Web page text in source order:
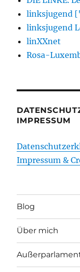
linksjugend
linksjugend
linXXnet
Rosa-
IMPRESSUM
Impressum &
Blog
Über mich